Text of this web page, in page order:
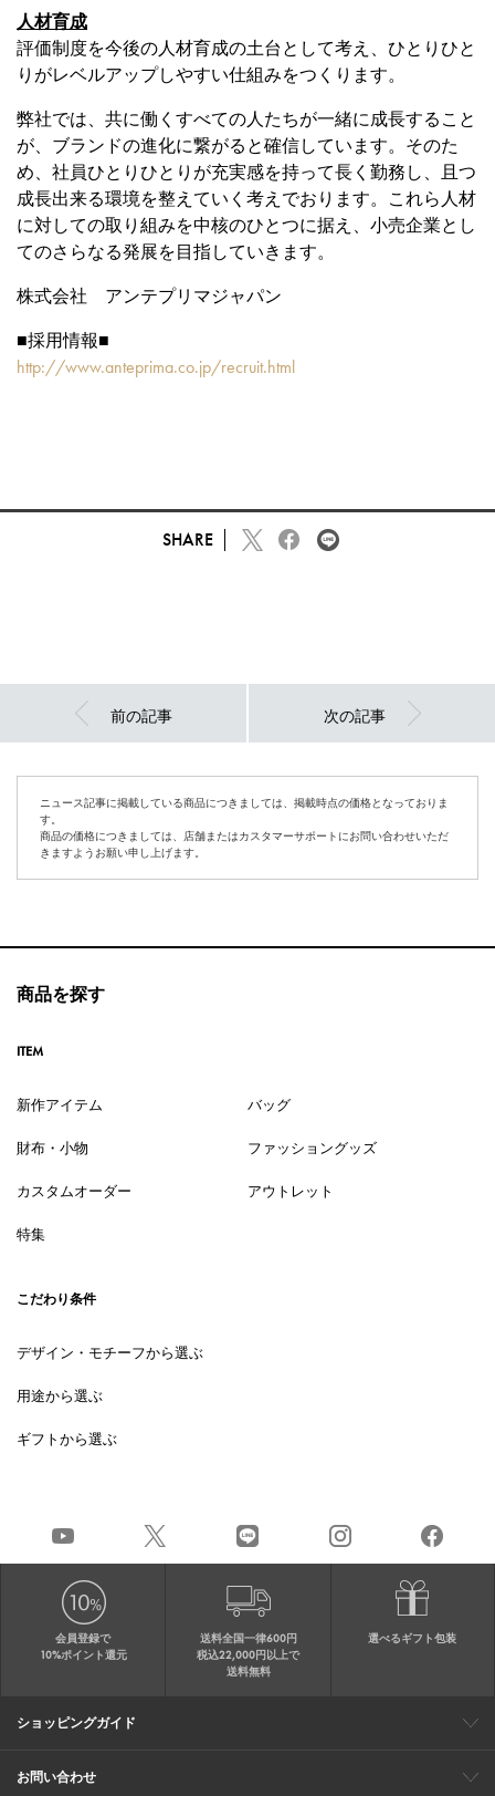
人材育成
評価制度を今後の人材育成の土台として考え、ひとりひと
りがレベルアップしやすい仕組みをつくります。
弊社では、共に働くすべての人たちが一緒に成長すること
が、ブランドの進化に繋がると確信しています。そのた
め、社員ひとりひとりが充実感を持って長く勤務し、且つ
成長出来る環境を整えていく考えでおります。これら人材
に対しての取り組みを中核のひとつに据え、小売企業とし
てのさらなる発展を目指していきます。
株式会社 アンテプリマジャパン
■採用情報■
http://www.anteprima.co.jp/recruit.html
SHARE
前の記事 次の記事
ニュース記事に掲載している商品につきましては、掲載時点の価格となっておりま
す。
商品の価格につきましては、店舗またはカスタマーサポートにお問い合わせいただ
きますようお願い申し上げます。
商品を探す
ITEM
新作アイテム バッグ
財布・小物 ファッショングッズ
カスタムオーダー アウトレット
特集
こだわり条件
デザイン・モチーフから選ぶ
用途から選ぶ
ギフトから選ぶ
会員登録で
10%ポイント還元
送料全国一律600円
税込22,000円以上で
送料無料
選べるギフト包装
ショッピングガイド
会員特典
ご購入・配送について
返品について
ギフト包装
FAQ
サイトマップ
お問い合わせ